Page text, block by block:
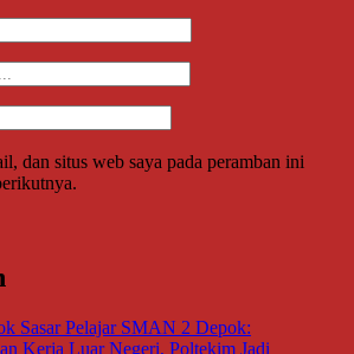
dan situs web saya pada peramban ini